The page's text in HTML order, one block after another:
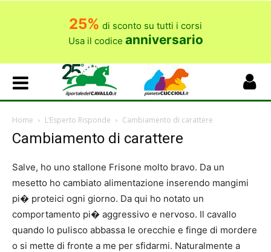
25% di sconto su tutti i corsi
Usa il codice anniversario
Home L’Esperto Risponde Cambiamento di carattere
Cambiamento di carattere
Salve, ho uno stallone Frisone molto bravo. Da un
mesetto ho cambiato alimentazione inserendo mangimi
pi� proteici ogni giorno. Da qui ho notato un
comportamento pi� aggressivo e nervoso. Il cavallo
quando lo pulisco abbassa le orecchie e finge di mordere
o si mette di fronte a me per sfidarmi. Naturalmente a